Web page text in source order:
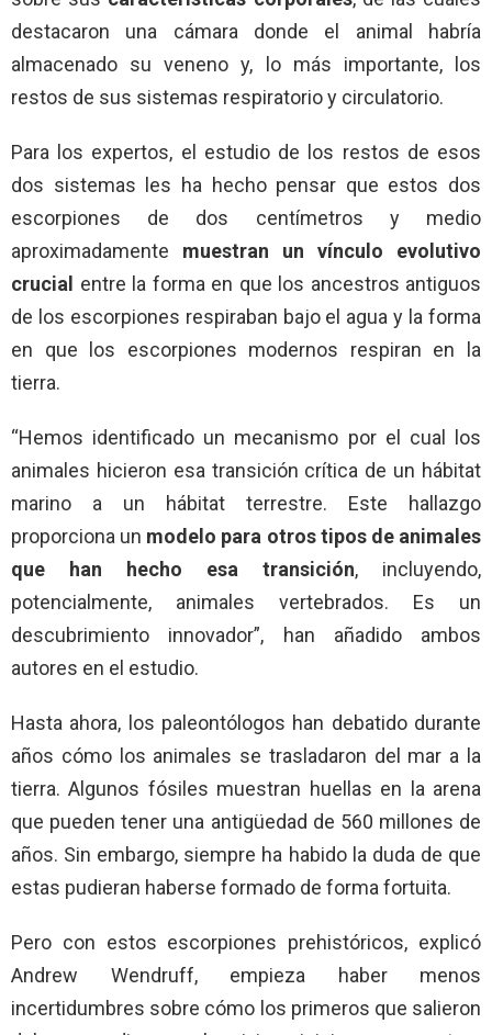
destacaron una cámara donde el animal habría
almacenado su veneno y, lo más importante, los
restos de sus sistemas respiratorio y circulatorio.
Para los expertos, el estudio de los restos de esos
dos sistemas les ha hecho pensar que estos dos
escorpiones de dos centímetros y medio
aproximadamente muestran un vínculo evolutivo
crucial entre la forma en que los ancestros antiguos
de los escorpiones respiraban bajo el agua y la forma
en que los escorpiones modernos respiran en la
tierra.
“Hemos identificado un mecanismo por el cual los
animales hicieron esa transición crítica de un hábitat
marino a un hábitat terrestre. Este hallazgo
proporciona un modelo para otros tipos de animales
que han hecho esa transición, incluyendo,
potencialmente, animales vertebrados. Es un
descubrimiento innovador”, han añadido ambos
autores en el estudio.
Hasta ahora, los paleontólogos han debatido durante
años cómo los animales se trasladaron del mar a la
tierra. Algunos fósiles muestran huellas en la arena
que pueden tener una antigüedad de 560 millones de
años. Sin embargo, siempre ha habido la duda de que
estas pudieran haberse formado de forma fortuita.
Pero con estos escorpiones prehistóricos, explicó
Andrew Wendruff, empieza haber menos
incertidumbres sobre cómo los primeros que salieron